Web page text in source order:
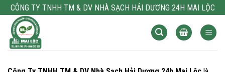
qua
dung
CÔNG TY TNHH TM & DV NHÀ SẠCH HẢI DƯƠNG 24H MAI LỘC